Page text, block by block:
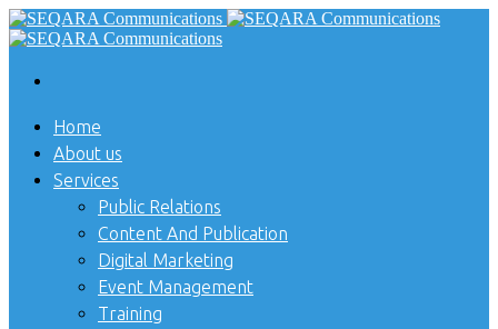
Home
About us
Services
Public Relations
Content And Publication
Digital Marketing
Event Management
Training